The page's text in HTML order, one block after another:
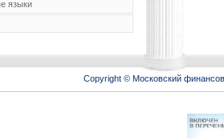
языки
Copyright © Московский